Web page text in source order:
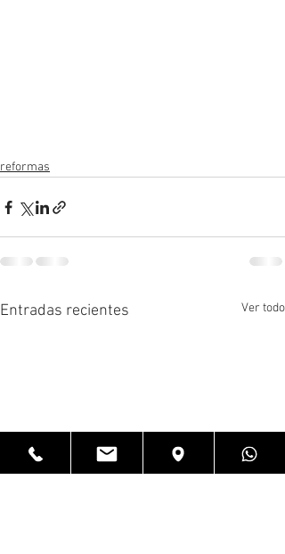
reformas
Entradas recientes Ver todo